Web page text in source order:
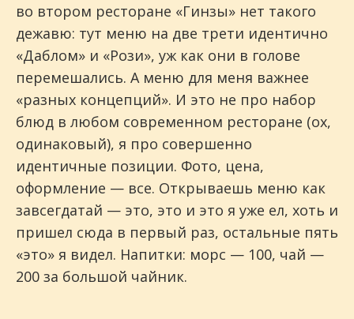
во втором ресторане «Гинзы» нет такого
дежавю: тут меню на две трети идентично
«Даблом» и «Рози», уж как они в голове
перемешались. А меню для меня важнее
«разных концепций». И это не про набор
блюд в любом современном ресторане (ох,
одинаковый), я про совершенно
идентичные позиции. Фото, цена,
оформление — все. Открываешь меню как
завсегдатай — это, это и это я уже ел, хоть и
пришел сюда в первый раз, остальные пять
«это» я видел. Напитки: морс — 100, чай —
200 за большой чайник.